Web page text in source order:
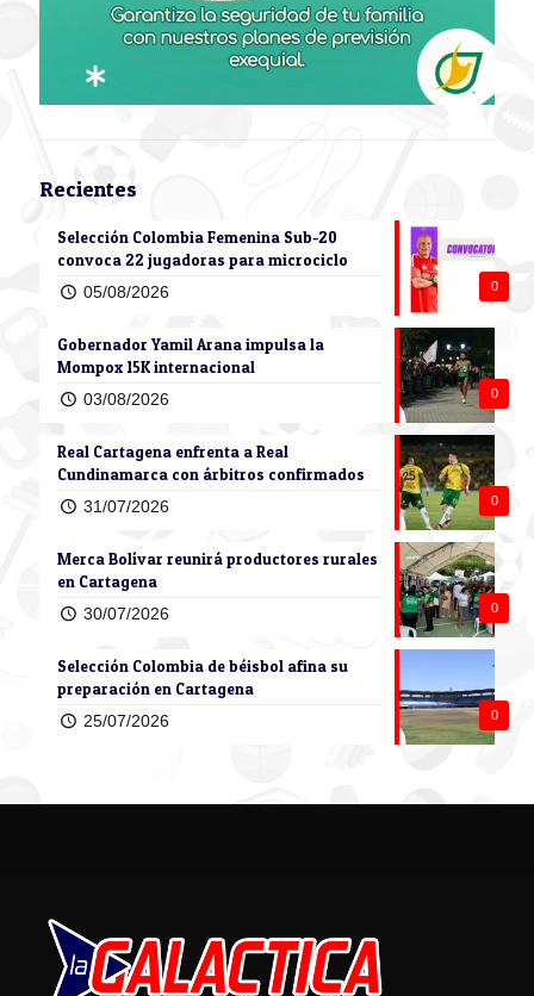
Recientes
0
Selección Colombia Femenina Sub-20
convoca 22 jugadoras para microciclo
05/08/2026
0
Gobernador Yamil Arana impulsa la
Mompox 15K internacional
03/08/2026
0
Real Cartagena enfrenta a Real
Cundinamarca con árbitros confirmados
31/07/2026
0
Merca Bolívar reunirá productores rurales
en Cartagena
30/07/2026
0
Selección Colombia de béisbol afina su
preparación en Cartagena
25/07/2026